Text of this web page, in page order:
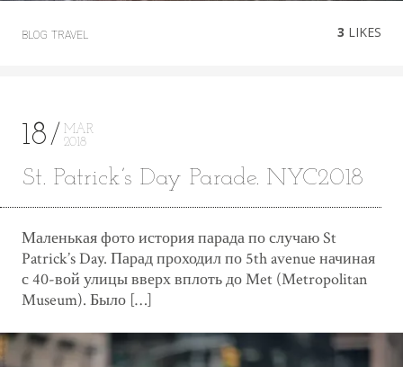
BLOG TRAVEL 3 LIKES
18
MAR
2018
St. Patrick’s Day Parade. NYC2018
Маленькая фото история парада по случаю St
Patrick’s Day. Парад проходил по 5th avenue начиная
с 40-вой улицы вверх вплоть до Met (Metropolitan
Museum). Было […]